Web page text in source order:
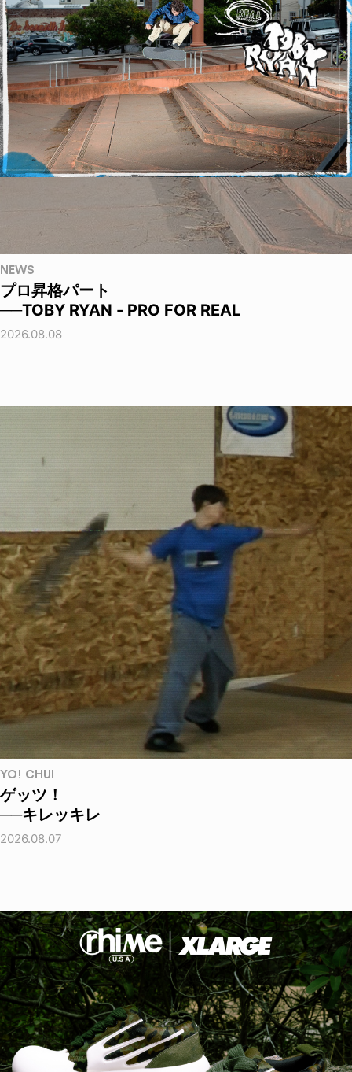
NEWS
プロ昇格パート
──TOBY RYAN - PRO FOR REAL
2026.08.08
YO! CHUI
ゲッツ！
──キレッキレ
2026.08.07